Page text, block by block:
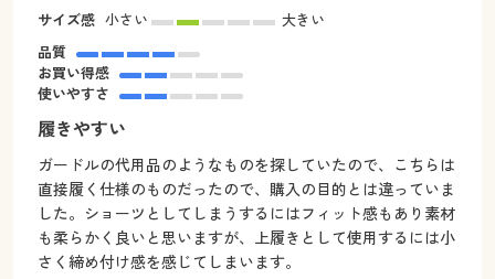
サイズ感 小さい
大きい
品質
お買い得感
使いやすさ
履きやすい
ガードルの代用品のようなものを探していたので、こちらは
直接履く仕様のものだったので、購入の目的とは違っていま
した。ショーツとしてしまうするにはフィット感もあり素材
も柔らかく良いと思いますが、上履きとして使用するには小
さく締め付け感を感じてしまいます。